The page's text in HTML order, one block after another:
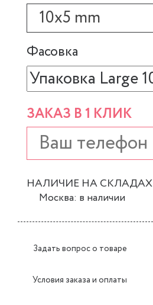
10x5 mm
Фасовка
ЗАКАЗ В 1 КЛИК
НАЛИЧИЕ НА СКЛАДАХ
Москва: в наличии
Задать вопрос о товаре
Условия заказа и оплаты